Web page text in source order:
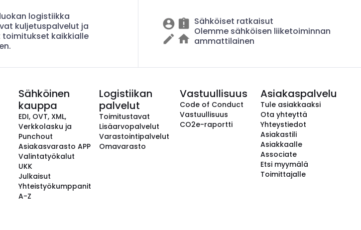
logistiikka
kuljetuspalvelut ja
kaikkialle
Sähköiset ratkaisut
Olemme sähköisen liiketoiminnan
ammattilainen
Sähköinen
kauppa
EDI, OVT, XML,
Verkkolasku ja
Punchout
Asiakasvarasto APP
Valintatyökalut
UKK
Julkaisut
Yhteistyökumppanit
A-Z
Logistiikan
palvelut
Toimitustavat
Lisäarvopalvelut
Varastointipalvelut
Omavarasto
Vastuullisuus
Code of Conduct
Vastuullisuus
CO2e-raportti
Asiakaspalvelu
Tule asiakkaaksi
Ota yhteyttä
Yhteystiedot
Asiakastili
Asiakkaalle
Associate
Etsi myymälä
Toimittajalle